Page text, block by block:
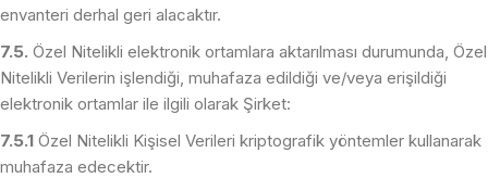
envanteri derhal geri alacaktır.
7.5. Özel Nitelikli elektronik ortamlara aktarılması durumunda, Özel
Nitelikli Verilerin işlendiği, muhafaza edildiği ve/veya erişildiği
elektronik ortamlar ile ilgili olarak Şirket:
7.5.1 Özel Nitelikli Kişisel Verileri kriptografik yöntemler kullanarak
muhafaza edecektir.